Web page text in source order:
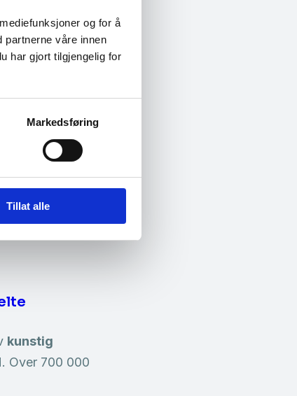
og for å
partnerne våre innen
har gjort tilgjengelig for
Markedsføring
Tillat alle
2025-
profesjonelle.
kunstig
Over 700 000